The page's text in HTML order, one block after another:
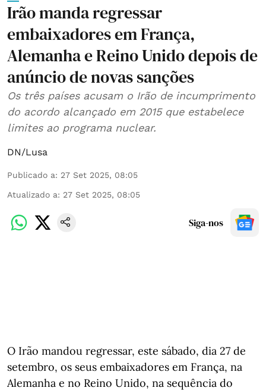
Irão manda regressar
embaixadores em França,
Alemanha e Reino Unido depois de
anúncio de novas sanções
Os três países acusam o Irão de incumprimento
do acordo alcançado em 2015 que estabelece
limites ao programa nuclear.
DN/Lusa
Publicado a: 27 Set 2025, 08:05
Atualizado a: 27 Set 2025, 08:05
Siga-nos
O Irão mandou regressar, este sábado, dia 27 de
setembro, os seus embaixadores em França, na
Alemanha e no Reino Unido, na sequência do